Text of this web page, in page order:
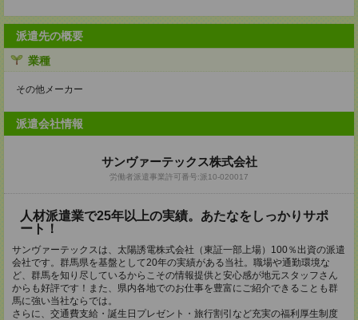
派遣先の概要
業種
その他メーカー
派遣会社情報
サンヴァーテックス株式会社
労働者派遣事業許可番号:派10-020017
人材派遣業で25年以上の実績。あたなをしっかりサポ
ート！
サンヴァーテックスは、太陽誘電株式会社（東証一部上場）100％出資の派遣
会社です。群馬県を基盤として20年の実績がある当社。職場や通勤環境な
ど、群馬を知り尽しているからこその情報提供と安心感が地元スタッフさん
からも好評です！また、県内各地でのお仕事を豊富にご紹介できることも群
馬に強い当社ならでは。
さらに、交通費支給・誕生日プレゼント・旅行割引など充実の福利厚生制度